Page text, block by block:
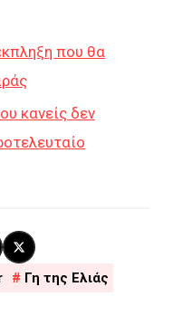
που θα
κανείς δεν
Γη της Ελιάς